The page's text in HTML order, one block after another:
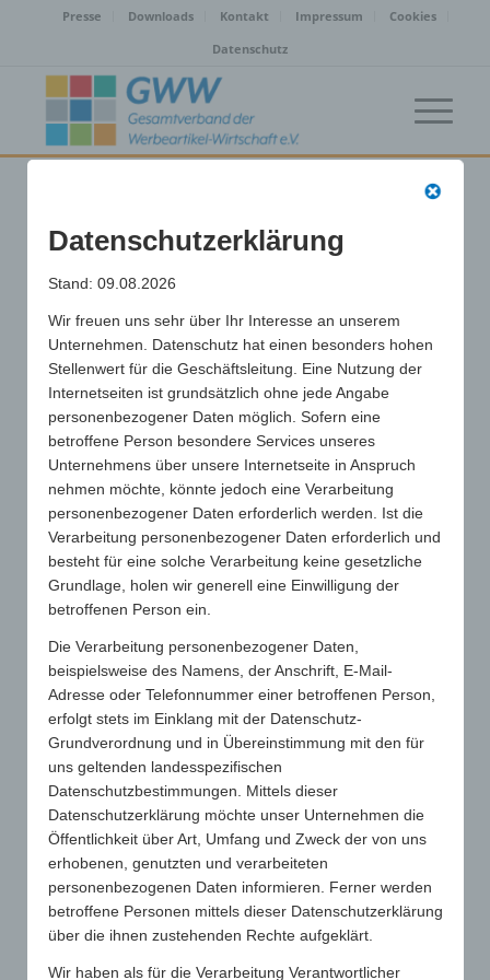
Presse Downloads Kontakt Impressum
Cookies
Datenschutz
PRESENT PERFECT GmbH |
Berlin (10997)
17. Juni 2024 / von
Eintrag teilen
0
KOMMENTARE
Hinterlasse einen Kommentar
An der Diskussion beteiligen?
Du musstangemeldetsein, um einen Kommentar
abzugeben.
SUCHE
Datenschutzerklärung
Stand: 09.08.2026
Wir freuen uns sehr über Ihr Interesse an unserem
Unternehmen. Datenschutz hat einen besonders hohen
Stellenwert für die Geschäftsleitung. Eine Nutzung der
Internetseiten ist grundsätzlich ohne jede Angabe
personenbezogener Daten möglich. Sofern eine
betroffene Person besondere Services unseres
Unternehmens über unsere Internetseite in Anspruch
nehmen möchte, könnte jedoch eine Verarbeitung
personenbezogener Daten erforderlich werden. Ist die
Verarbeitung personenbezogener Daten erforderlich und
besteht für eine solche Verarbeitung keine gesetzliche
Grundlage, holen wir generell eine Einwilligung der
betroffenen Person ein.
Die Verarbeitung personenbezogener Daten,
beispielsweise des Namens, der Anschrift, E-Mail-
Adresse oder Telefonnummer einer betroffenen Person,
erfolgt stets im Einklang mit der Datenschutz-
Grundverordnung und in Übereinstimmung mit den für
uns geltenden landesspezifischen
Datenschutzbestimmungen. Mittels dieser
Datenschutzerklärung möchte unser Unternehmen die
Öffentlichkeit über Art, Umfang und Zweck der von uns
erhobenen, genutzten und verarbeiteten
personenbezogenen Daten informieren. Ferner werden
betroffene Personen mittels dieser Datenschutzerklärung
über die ihnen zustehenden Rechte aufgeklärt.
Wir haben als für die Verarbeitung Verantwortlicher